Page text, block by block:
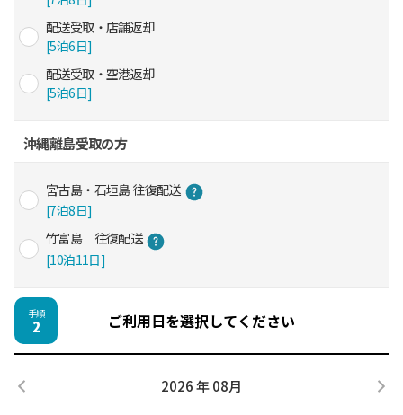
配送受取・店舗返却
[5泊6日]
配送受取・空港返却
[5泊6日]
沖縄離島受取の方
宮古島・石垣島 往復配送
[7泊8日]
竹富島 往復配送
[10泊11日]
手順
2 ご利用日を選択してください
2026 年 08月